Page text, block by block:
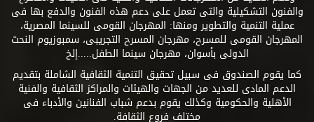
والفنون التشكيلية والتى تعمل على دعم هذه الفنون والدفع بها فى
عملية التنمية والتطوير ومنها: المهرجان القومى للسينما المصرية،
المهرجان القومى للمسرح، مهرجان المسرح التجريبى، سمبوزيوم النحت
الدولى بأسوان، مهرجان سينما الطفل.....إلخ
كما يقوم الصندوق فى سبيل تحقيق التنمية الثقافية الشاملة بتقديم
الدعم المادى للعديد من الجهات والهيئات والمراكز الثقافية والفنية
الأهلية والحكومية وكذلك يقوم بدعم شباب الفنانين والأدباء فى
مختلف فروع الثقافة.